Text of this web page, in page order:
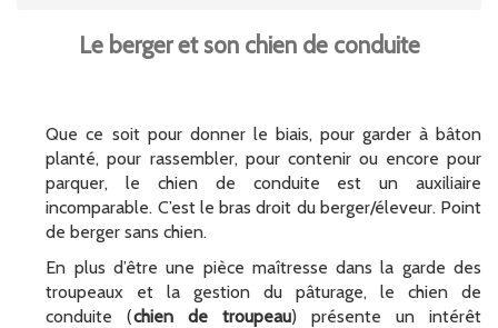
S'INFORMER
Le berger et son chien de conduite
Que ce soit pour donner le biais, pour garder à bâton
planté, pour rassembler, pour contenir ou encore pour
parquer, le chien de conduite est un auxiliaire
incomparable. C’est le bras droit du berger/éleveur. Point
de berger sans chien.
En plus d’être une pièce maîtresse dans la garde des
troupeaux et la gestion du pâturage, le chien de
conduite (chiende troupeau) présente un intérêt